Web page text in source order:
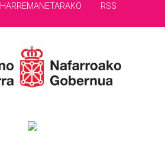
HARREMANETARAKO RSS